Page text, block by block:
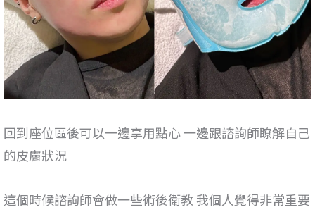
回到座位區後可以一邊享用點心 一邊跟諮詢師瞭解自己
的皮膚狀況
這個時候諮詢師會做一些術後衛教 我個人覺得非常重要